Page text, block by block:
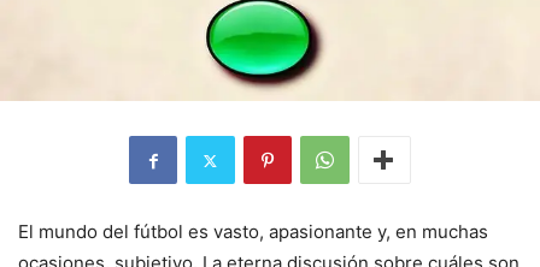
El mundo del fútbol es vasto, apasionante y, en muchas